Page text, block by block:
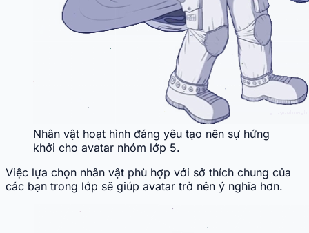
Nhân vật hoạt hình đáng yêu tạo nên sự hứng
khởi cho avatar nhóm lớp 5.
Việc lựa chọn nhân vật phù hợp với sở thích chung của
các bạn trong lớp sẽ giúp avatar trở nên ý nghĩa hơn.